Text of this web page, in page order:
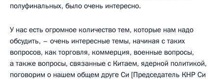
полуфинальных, было очень интересно.
У нас есть огромное количество тем, которые нам надо
обсудить, – очень интересные темы, начиная с таких
вопросов, как торговля, коммерция, военные вопросы,
а также вопросы, связанные с Китаем, ядерной политикой,
поговорим о нашем общем друге Си [Председатель КНР Си